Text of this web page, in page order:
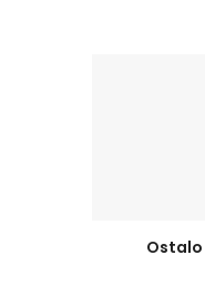
Ostalo